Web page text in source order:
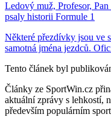
Ledový muž, Profesor,
psaly historii Formule 1
Některé přezdívky jsou ve
samotná jména jezdců.
Tento článek byl
Články ze SportWin.cz
aktuální zprávy s lehkostí,
především populárním